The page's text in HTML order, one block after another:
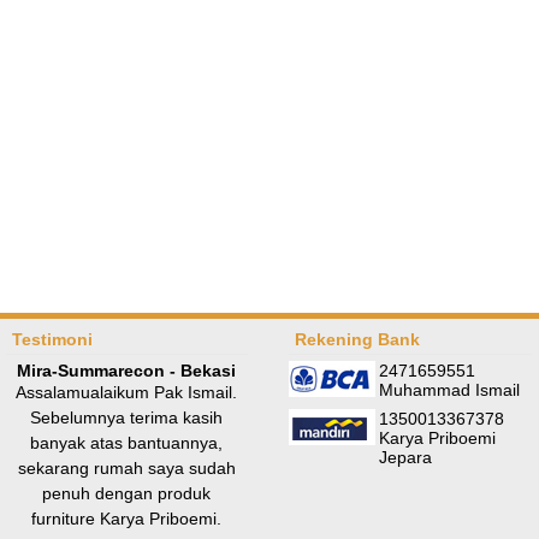
Testimoni
Mira-Summarecon - Bekasi
Assalamualaikum Pak Ismail.
Sebelumnya terima kasih
banyak atas bantuannya,
sekarang rumah saya sudah
penuh dengan produk
furniture Karya Priboemi.
Rekening Bank
2471659551
Muhammad Ismail
1350013367378
Karya Priboemi
Jepara